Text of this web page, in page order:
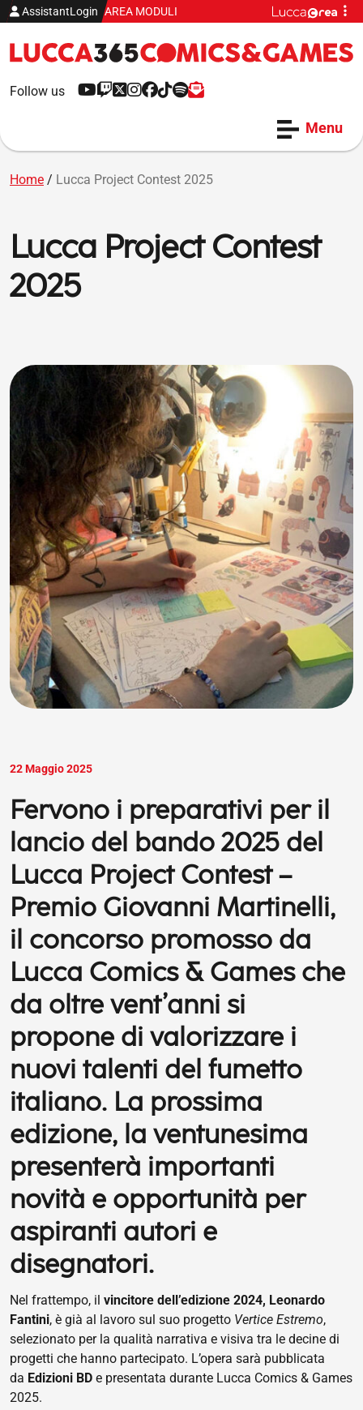
Vai al contenuto
AssistantLogin AREA MODULI
Follow us YouTube
Twitch
X Instagram
Facebook
TiktokSpotifyNewsletter
Menu
Home / Lucca Project Contest 2025
Lucca Project Contest
2025
Pubblicato il
22 Maggio 2025
Fervono i preparativi per il
lancio del bando 2025 del
Lucca Project Contest –
Premio Giovanni Martinelli,
il concorso promosso da
Lucca Comics & Games che
da oltre vent’anni si
propone di valorizzare i
nuovi talenti del fumetto
italiano. La prossima
edizione, la ventunesima
presenterà importanti
novità e opportunità per
aspiranti autori e
disegnatori.
Nel frattempo, il vincitore dell’edizione 2024, Leonardo
Fantini, è già al lavoro sul suo progetto Vertice Estremo,
selezionato per la qualità narrativa e visiva tra le decine di
progetti che hanno partecipato. L’opera sarà pubblicata
da Edizioni BD e presentata durante Lucca Comics & Games
2025.